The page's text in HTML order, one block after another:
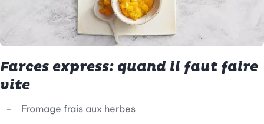
Farces express: quand il faut faire
vite
Fromage frais aux herbes